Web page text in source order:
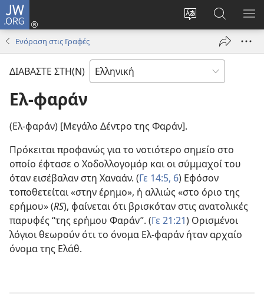
JW.ORG
Αλλαγή
γλώσσας
ιστότοπου
Σύνδεση
(ανοίγει
παράθυρο)
στο
JW.ORG
Ενόραση στις Γραφές
ΔΙΑΒΑΣΤΕ ΣΤΗ(Ν)
Ελ-φαράν
(Ελ-φαράν) [Μεγάλο Δέντρο της Φαράν].
Πρόκειται προφανώς για το νοτιότερο σημείο στο
οποίο έφτασε ο Χοδολλογομόρ και οι σύμμαχοί του
όταν εισέβαλαν στη Χαναάν. (Γε 14:5, 6) Εφόσον
τοποθετείται «στην έρημο», ή αλλιώς «στο όριο της
ερήμου» (RS), φαίνεται ότι βρισκόταν στις ανατολικές
παρυφές “της ερήμου Φαράν”. (Γε 21:21) Ορισμένοι
λόγιοι θεωρούν ότι το όνομα Ελ-φαράν ήταν αρχαίο
όνομα της Ελάθ.